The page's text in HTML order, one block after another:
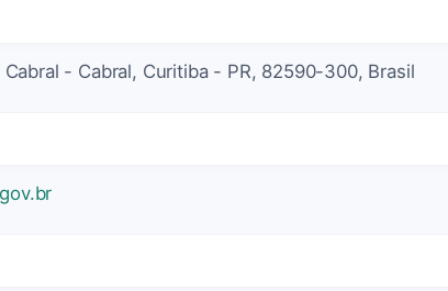
- Cabral, Curitiba - PR, 82590-300, Brasil